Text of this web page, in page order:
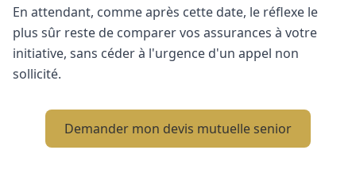
En attendant, comme après cette date, le réflexe le
plus sûr reste de comparer vos assurances à votre
initiative, sans céder à l'urgence d'un appel non
sollicité.
Demander mon devis mutuelle senior